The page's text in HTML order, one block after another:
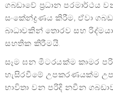
ගබඩාවේ ප්‍රධාන පරමාර්ථය
සංකේන්ද්‍රණය කිරීම, ඒවා
බාධාවකින් තොරව සහ
සහතික කිරීමයි.
සෑම ඝන මීටරයක්ම කාමර
හැසිරවීමේ උපකරණයක්ම
භාවිතා වන පරිදි නවීන